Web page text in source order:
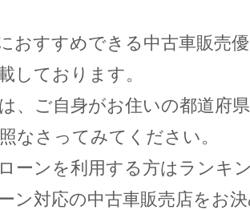
おすすめできる中古車販売
しております。
、ご自身がお住いの都道府
なさってみてください。
ーンを利用する方はランキ
ン対応の中古車販売店をお